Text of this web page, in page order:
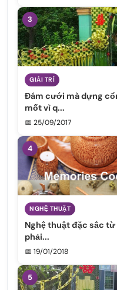
3
GIẢI TRÍ
Đám cưới mà dựng
mốt vì q...
📅 25/09/2017
4
NGHỆ THUẬT
Nghệ thuật đặc sắc
phải...
📅 19/01/2018
5